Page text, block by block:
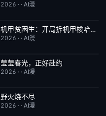
2026 · · AI漫
完结 1.0机甲贫困生：开局拆机甲梭哈成神
2026 · · AI漫
完结
莹莹春光，正好赴约
2026 · · AI漫
完结
野火烧不尽
2026 · · AI漫